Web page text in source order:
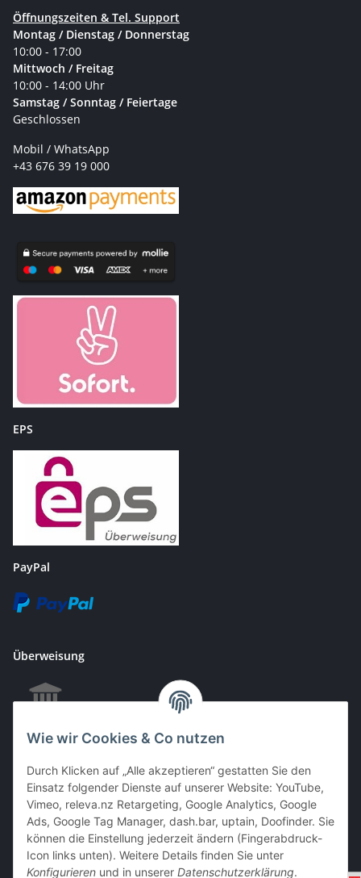
Wie wir Cookies & Co nutzen
Durch Klicken auf „Alle akzeptieren“ gestatten Sie den
Einsatz folgender Dienste auf unserer Website: YouTube,
Vimeo, releva.nz Retargeting, Google Analytics, Google
Ads, Google Tag Manager, dash.bar, uptain, Doofinder. Sie
können die Einstellung jederzeit ändern (Fingerabdruck-
Icon links unten). Weitere Details finden Sie unter
Konfigurieren und in unserer Datenschutzerklärung.
Öffnungszeiten & Tel. Support
Montag / Dienstag / Donnerstag
10:00 - 17:00
Mittwoch / Freitag
10:00 - 14:00 Uhr
Samstag / Sonntag / Feiertage
Geschlossen
Mobil / WhatsApp
+43 676 39 19 000
EPS
PayPal
Überweisung
EC & Kreditkartenzahlung bei Abholung
Barzahlung bei Abholung